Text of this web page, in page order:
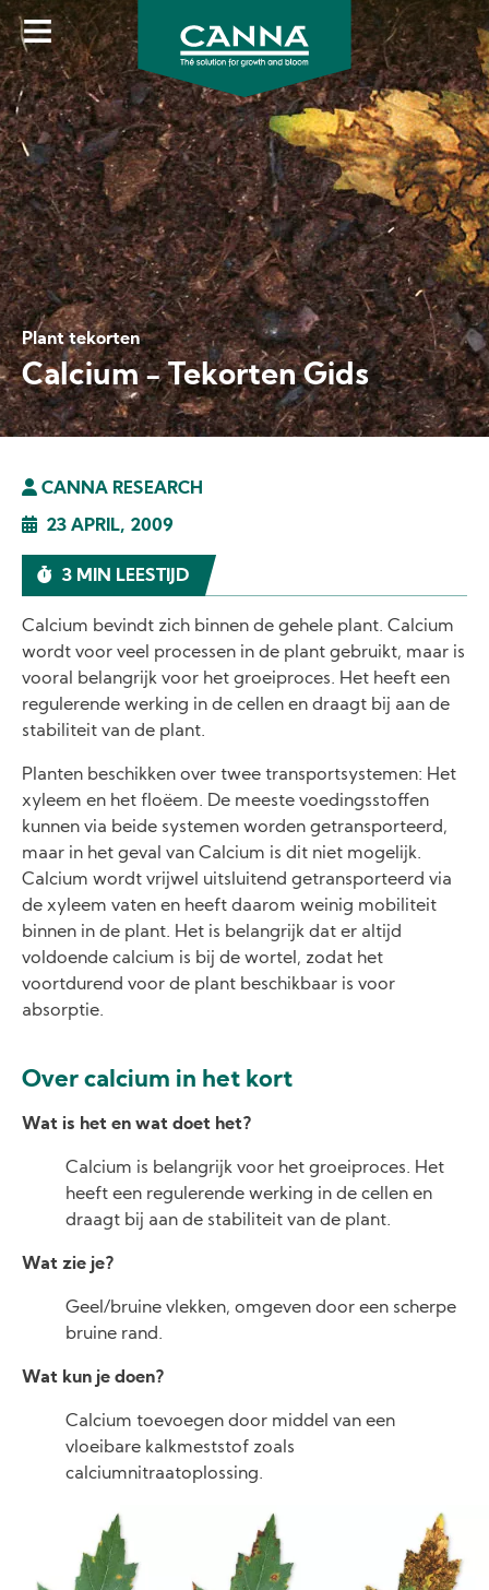
Skip
to
main
content
Plant tekorten
Calcium - Tekorten Gids
CANNA RESEARCH
23 APRIL, 2009
3 MIN LEESTIJD
Calcium bevindt zich binnen de gehele plant. Calcium
wordt voor veel processen in de plant gebruikt, maar is
vooral belangrijk voor het groeiproces. Het heeft een
regulerende werking in de cellen en draagt bij aan de
stabiliteit van de plant.
Planten beschikken over twee transportsystemen: Het
xyleem en het floëem. De meeste voedingsstoffen
kunnen via beide systemen worden getransporteerd,
maar in het geval van Calcium is dit niet mogelijk.
Calcium wordt vrijwel uitsluitend getransporteerd via
de xyleem vaten en heeft daarom weinig mobiliteit
binnen in de plant. Het is belangrijk dat er altijd
voldoende calcium is bij de wortel, zodat het
voortdurend voor de plant beschikbaar is voor
absorptie.
Over calcium in het kort
Wat is het en wat doet het?
Calcium is belangrijk voor het groeiproces. Het
heeft een regulerende werking in de cellen en
draagt bij aan de stabiliteit van de plant.
Wat zie je?
Geel/bruine vlekken, omgeven door een scherpe
bruine rand.
Wat kun je doen?
Calcium toevoegen door middel van een
vloeibare kalkmeststof zoals
calciumnitraatoplossing.